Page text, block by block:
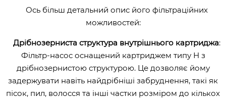
Ось більш детальний опис його фільтраційних
можливостей:
Дрібнозерниста структура внутрішнього картриджа:
Фільтр-насос оснащений картриджем типу Н з
дрібнозернистою структурою. Це дозволяє йому
задержувати навіть найдрібніші забруднення, такі як
пісок, пил, волосся та інші частки розміром до кількох